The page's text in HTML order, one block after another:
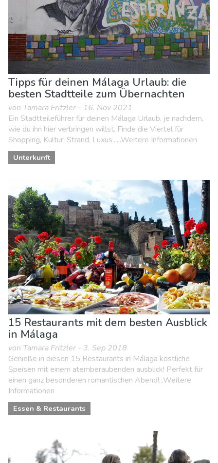
Tipps für deinen Málaga Urlaub: die
besten Stadtteile zum Übernachten
von Tamara Fritzler - 16. Nov 2021
Ein Stadtteileführer für deinen Málaga Urlaub, je nachdem,
wie du ihn hier verbringen willst. Finde die Viertel für
Shopping, Kultur, Strand, Luxus......Weitere Informationen
Unterkunft
15 Restaurants mit dem besten Ausblick
in Málaga
von Tamara Fritzler - 3. Sep 2018
Genieße in diesen 15 Restaurants in Málaga köstliche
Speisen mit einem atemberaubenden ausblick! Perfekt für
einen ganz besonderen romantischen Abend!...Weitere
Informationen
Essen & Restaurants